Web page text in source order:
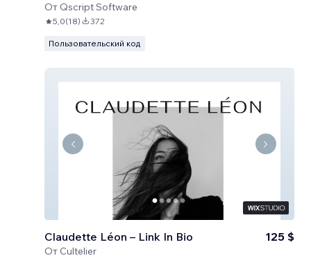
От Qscript Software
5,0(18) 372
Пользовательский код
Claudette Léon – Link In Bio
От Cultelier
125 $